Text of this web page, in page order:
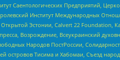
Саентологических Предприятий,
Институт Международных
Эстонии, Calvert 22 Foundation,
Возрождение, Всеукраинский
Народов ПостРоссии,
островов Тисима и Хабомаи, Съезд